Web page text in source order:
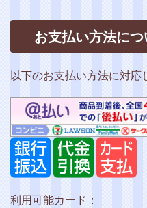
お支払い方法に
以下のお支払い方法に対応
利用可能カード：